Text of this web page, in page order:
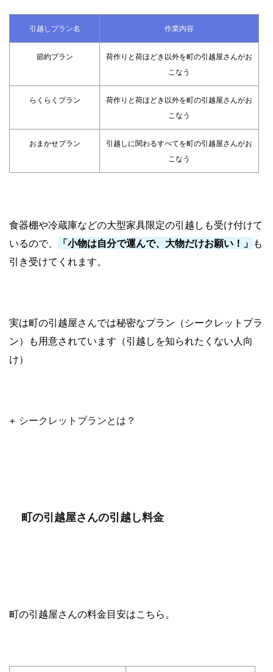
引越しプラン名 作業内容
節約プラン
荷作りと荷ほどき以外を町の引越屋さんがお
こなう
らくらくプラン
荷作りと荷ほどき以外を町の引越屋さんがお
こなう
おまかせプラン
引越しに関わるすべてを町の引越屋さんがお
こなう
食器棚や冷蔵庫などの大型家具限定の引越しも受け付けて
いるので、
「小物は自分で運んで、大物だけお願い！」 も
引き受けてくれます。
実は町の引越屋さんでは秘密なプラン（シークレットプラ
ン）も用意されています（引越しを知られたくない人向
け）
+ シークレットプランとは？
町の引越屋さんの引越し料金
町の引越屋さんの料金目安はこちら。